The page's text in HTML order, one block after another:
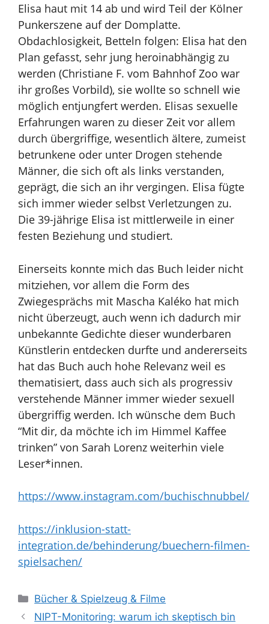
Elisa haut mit 14 ab und wird Teil der Kölner
Punkerszene auf der Domplatte.
Obdachlosigkeit, Betteln folgen: Elisa hat den
Plan gefasst, sehr jung heroinabhängig zu
werden (Christiane F. vom Bahnhof Zoo war
ihr großes Vorbild), sie wollte so schnell wie
möglich entjungfert werden. Elisas sexuelle
Erfahrungen waren zu dieser Zeit vor allem
durch übergriffige, wesentlich ältere, zumeist
betrunkene oder unter Drogen stehende
Männer, die sich oft als links verstanden,
geprägt, die sich an ihr vergingen. Elisa fügte
sich immer wieder selbst Verletzungen zu.
Die 39-jährige Elisa ist mittlerweile in einer
festen Beziehung und studiert.
Einerseits konnte mich das Buch leider nicht
mitziehen, vor allem die Form des
Zwiegesprächs mit Mascha Kaléko hat mich
nicht überzeugt, auch wenn ich dadurch mir
unbekannte Gedichte dieser wunderbaren
Künstlerin entdecken durfte und andererseits
hat das Buch auch hohe Relevanz weil es
thematisiert, dass auch sich als progressiv
verstehende Männer immer wieder sexuell
übergriffig werden. Ich wünsche dem Buch
“Mit dir, da möchte ich im Himmel Kaffee
trinken” von Sarah Lorenz weiterhin viele
Leser*innen.
https://www.instagram.com/buchischnubbel/
https://inklusion-statt-
integration.de/behinderung/buechern-filmen-
spielsachen/
Kategorien
Bücher & Spielzeug & Filme
NIPT-Monitoring: warum ich skeptisch bin